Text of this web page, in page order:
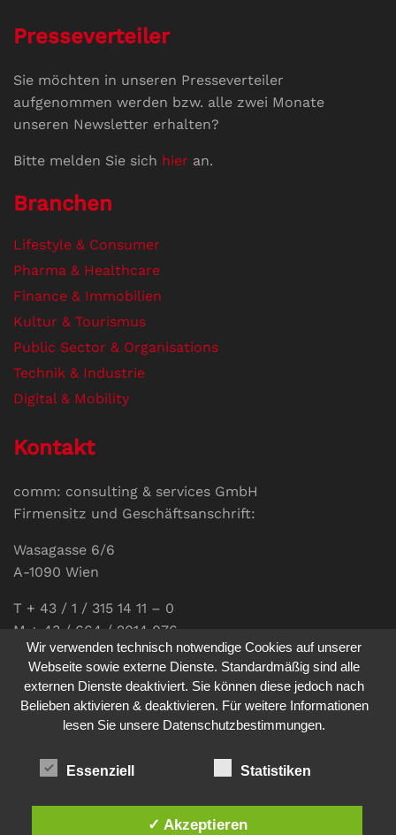
Presseverteiler
Sie möchten in unseren Presseverteiler
aufgenommen werden bzw. alle zwei Monate
unseren Newsletter erhalten?
Bitte melden Sie sich hier an.
Branchen
Lifestyle & Consumer
Pharma & Healthcare
Finance & Immobilien
Kultur & Tourismus
Public Sector & Organisations
Technik & Industrie
Digital & Mobility
Kontakt
comm: consulting & services GmbH
Firmensitz und Geschäftsanschrift:
Wasagasse 6/6
A-1090 Wien
T + 43 / 1 / 315 14 11 – 0
M + 43 / 664 / 2014 076
E-Mail:office@communications.co.at
Homepage:www.communications.co.at
UID: ATU 811 196 56
Sabine Pöhacker MSc.
Wir verwenden technisch notwendige Cookies auf unserer
Webseite sowie externe Dienste. Standardmäßig sind alle
externen Dienste deaktiviert. Sie können diese jedoch nach
Belieben aktivieren & deaktivieren. Für weitere Informationen
lesen Sie unsere Datenschutzbestimmungen.
Essenziell Statistiken
✓ Akzeptieren